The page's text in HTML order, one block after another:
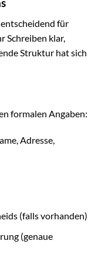
für
Schreiben klar,
Struktur hat sich
formalen Angaben:
Adresse,
(falls vorhanden)
(genaue